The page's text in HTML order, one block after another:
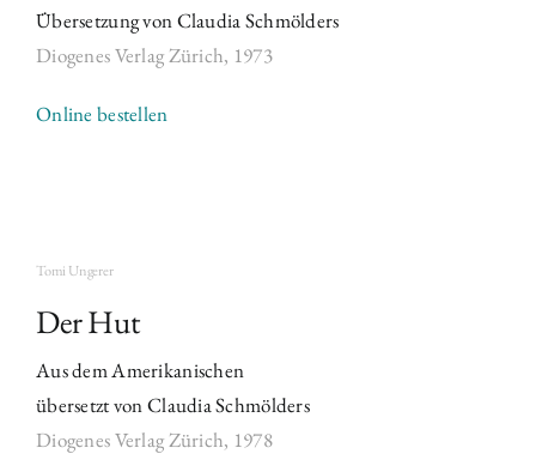
Übersetzung von Claudia Schmölders
Diogenes Verlag Zürich, 1973
Online bestellen
Tomi Ungerer
Der Hut
Aus dem Amerikanischen
übersetzt von Claudia Schmölders
Diogenes Verlag Zürich, 1978